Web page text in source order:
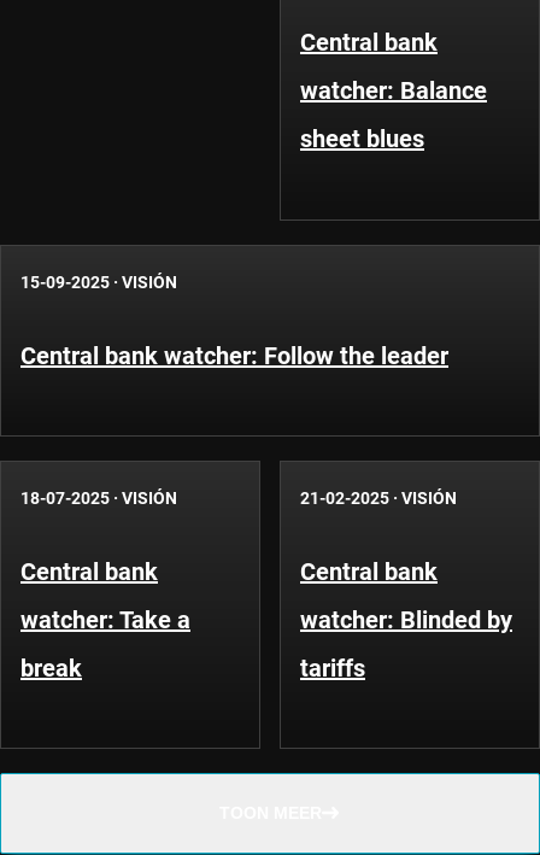
Central bank
watcher: Balance
sheet blues
15-09-2025 · VISIÓN
Central bank watcher: Follow the leader
18-07-2025 · VISIÓN
Central bank
watcher: Take a
break
21-02-2025 · VISIÓN
Central bank
watcher: Blinded by
tariffs